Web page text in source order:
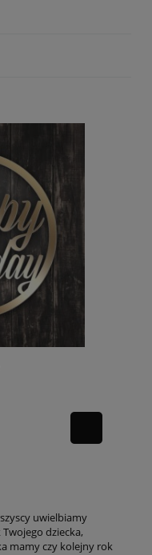
uwielbiamy
dziecka,
mamy czy kolejny rok